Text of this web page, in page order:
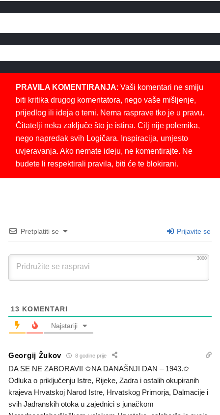
PRAVILA KOMENTIRANJA: Vaši komentari ne smiju
biti kritika drugog komentatora, nego vaše mišljenje,
prijedlog ili ideja o temi. Nema rasprave tko je u pravu.
Čitatelji neka zaključe što je istina. Cilj nije polemika,
nego napredak svih Logičara. Inspiracija, umjesto
uvjeravanja. Ako nemate ideju, ne komentirajte. Ne
budete li respektirali pravila, biti će te blokirani.
Pretplatiti se Prijavite se
3000
13 KOMENTARI
Najstariji
Georgij Žukov 8 godine prije
DA SE NE ZABORAVI! ✩NA DANAŠNJI DAN – 1943.✩
Odluka o priključenju Istre, Rijeke, Zadra i ostalih okupiranih
krajeva Hrvatskoj Narod Istre, Hrvatskog Primorja, Dalmacije i
svih Jadranskih otoka u zajednici s junačkom